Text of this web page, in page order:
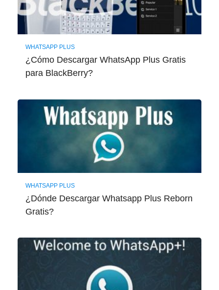
WHATSAPP PLUS
¿Cómo Descargar WhatsApp Plus Gratis
para BlackBerry?
WHATSAPP PLUS
¿Dónde Descargar Whatsapp Plus Reborn
Gratis?